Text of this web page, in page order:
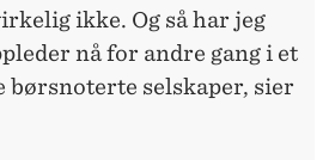
ikke. Og så har jeg
nå for andre gang i et
børsnoterte selskaper, sier